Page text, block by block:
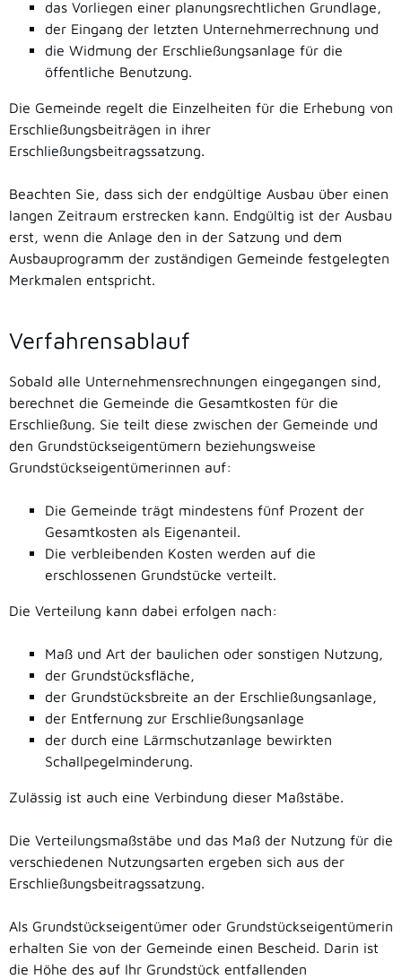
das Vorliegen einer planungsrechtlichen Grundlage,
der Eingang der letzten Unternehmerrechnung und
die Widmung der Erschließungsanlage für die
öffentliche Benutzung.
Die Gemeinde regelt die Einzelheiten für die Erhebung von
Erschließungsbeiträgen in ihrer
Erschließungsbeitragssatzung.
Beachten Sie, dass sich der endgültige Ausbau über einen
langen Zeitraum erstrecken kann. Endgültig ist der Ausbau
erst, wenn die Anlage den in der Satzung und dem
Ausbauprogramm der zuständigen Gemeinde festgelegten
Merkmalen entspricht.
Verfahrensablauf
Sobald alle Unternehmensrechnungen eingegangen sind,
berechnet die Gemeinde die Gesamtkosten für die
Erschließung. Sie teilt diese zwischen der Gemeinde und
den Grundstückseigentümern beziehungsweise
Grundstückseigentümerinnen auf:
Die Gemeinde trägt mindestens fünf Prozent der
Gesamtkosten als Eigenanteil.
Die verbleibenden Kosten werden auf die
erschlossenen Grundstücke verteilt.
Die Verteilung kann dabei erfolgen nach:
Maß und Art der baulichen oder sonstigen Nutzung,
der Grundstücksfläche,
der Grundstücksbreite an der Erschließungsanlage,
der Entfernung zur Erschließungsanlage
der durch eine Lärmschutzanlage bewirkten
Schallpegelminderung.
Zulässig ist auch eine Verbindung dieser Maßstäbe.
Die Verteilungsmaßstäbe und das Maß der Nutzung für die
verschiedenen Nutzungsarten ergeben sich aus der
Erschließungsbeitragssatzung.
Als Grundstückseigentümer oder Grundstückseigentümerin
erhalten Sie von der Gemeinde einen Bescheid. Darin ist
die Höhe des auf Ihr Grundstück entfallenden